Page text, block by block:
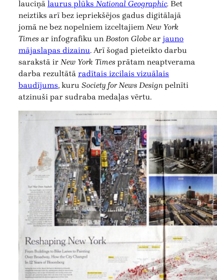
lauciņā laurus plūks National Geographic. Bet
neiztiks arī bez iepriekšējos gadus digitālajā
jomā ne bez nopelniem izceltajiem New York
Times ar infografiku un Boston Globear jauno
mājaslapas dizainu. Arī šogad pieteikto darbu
sarakstā ir New York Times prātam neaptverama
darba rezultātā radītais izcilais vizuālais
baudījums, kuru Society for News Design pelnīti
atzinuši par sudraba medaļas vērtu.